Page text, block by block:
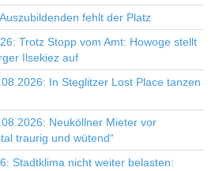
fehlt der Platz
Trotz Stopp vom Amt: Howoge stellt
Ilsekiez auf
In Steglitzer Lost Place tanzen
Neuköllner Mieter vor
traurig und wütend“
Stadtklima nicht weiter belasten: